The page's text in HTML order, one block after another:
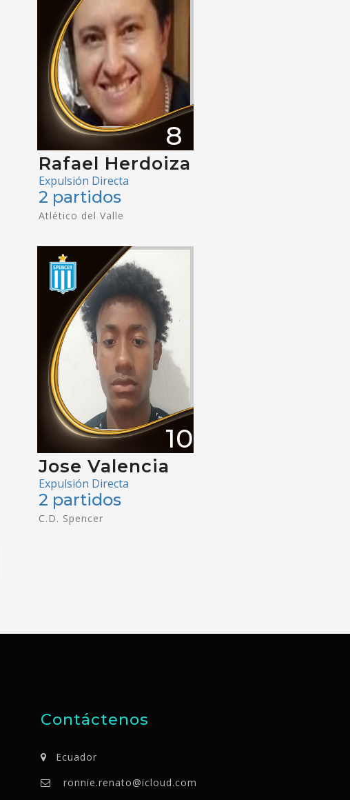
8
Rafael Herdoiza
Expulsión Directa
2 partidos
Atlético del Valle
10
Jose Valencia
Expulsión Directa
2 partidos
C.D. Spencer
Contáctenos
Ecuador
ronnie.renato@icloud.com